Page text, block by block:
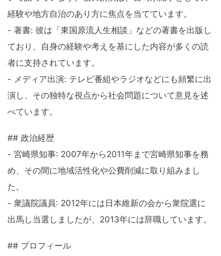
経験や地方自治のあり方に焦点を当てています。
- 著書: 彼は「東国原流人生相談」などの著書を出版し
ており、自身の経験や考えを基にした内容が多くの読
者に支持されています。
- メディア出演: テレビ番組やラジオなどにも頻繁に出
演し、その独特な視点から社会問題について意見を述
べています。
## 政治経歴
- 宮崎県知事: 2007年から2011年まで宮崎県知事を務
め、その間に地域活性化や公費削減に取り組みまし
た。
- 衆議院議員: 2012年には日本維新の会から衆院選に
出馬し当選しましたが、2013年には辞職しています。
## プロフィール